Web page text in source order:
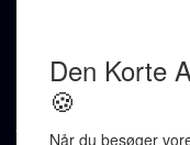
Støt Den Korte Avis >